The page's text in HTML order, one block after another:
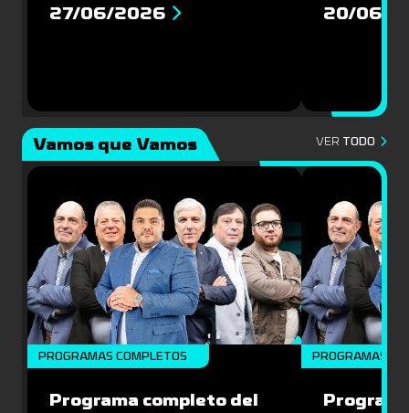
27/06/2026
20/06/
Vamos que Vamos VER TODO
PROGRAMAS COMPLETOS
Programa completo del
PROGRAMAS